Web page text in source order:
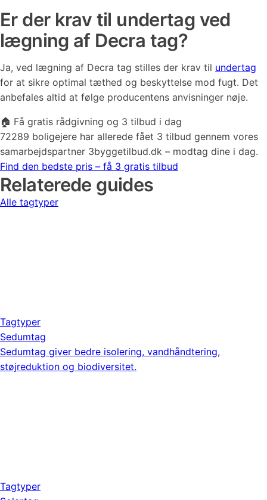
Er der krav til undertag ved
lægning af Decra tag?
Ja, ved lægning af Decra tag stilles der krav til undertag
for at sikre optimal tæthed og beskyttelse mod fugt. Det
anbefales altid at følge producentens anvisninger nøje.
🏠 Få gratis rådgivning og 3 tilbud i dag
72289 boligejere har allerede fået 3 tilbud gennem vores
samarbejdspartner 3byggetilbud.dk – modtag dine i dag.
Find den bedste pris – få 3 gratis tilbud
Relaterede guides
Alle tagtyper
Tagtyper
Sedumtag
Sedumtag giver bedre isolering, vandhåndtering,
støjreduktion og biodiversitet.
Tagtyper